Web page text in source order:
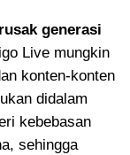
generasi
Live mungkin
konten-konten
didalam
kebebasan
sehingga